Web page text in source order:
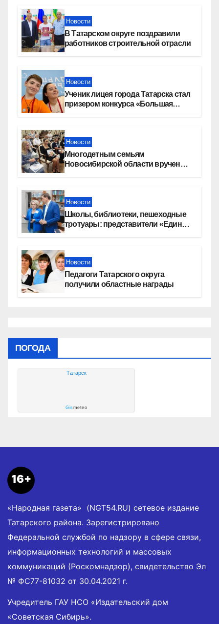
Новости
В Татарском округе поздравили
работников строительной отрасли
Новости
Ученик лицея города Татарска стал
призером конкурса «Большая
Новости
Многодетным семьям
Новосибирской области вручены
Новости
Школы, библиотеки, пешеходные
тротуары: представители «Единой
Новости
Педагоги Татарского округа
получили областные награды
ПОГОДА
Татарск
Gismeteo
16+
«Народная газета» (NGT54.RU) сетевое издание
Татарского района. Зарегистрировано
Федеральной службой по надзору в сфере связи,
информационных технологий и массовых
коммуникаций (Роскомнадзор), свидетельство Эл
№ ФС77-81032 от 30.04.2021 г.
Учредитель ГАУ НСО «Издательский дом
«Советская Сибирь».